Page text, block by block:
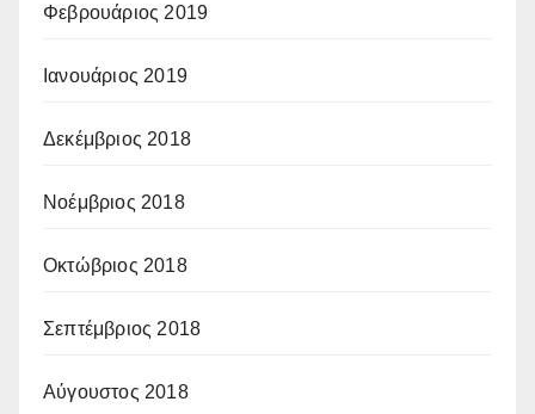
Φεβρουάριος 2019
Ιανουάριος 2019
Δεκέμβριος 2018
Νοέμβριος 2018
Οκτώβριος 2018
Σεπτέμβριος 2018
Αύγουστος 2018